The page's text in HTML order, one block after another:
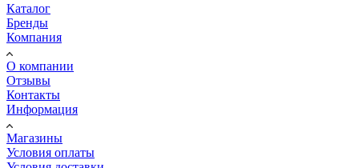
Каталог
Бренды
Компания
О компании
Отзывы
Контакты
Информация
Магазины
Условия оплаты